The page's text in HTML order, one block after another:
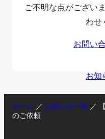
ご不明な点がござい
わせ
お問い
お知
ホーム ／ お知らせ一覧 ／
のご依頼